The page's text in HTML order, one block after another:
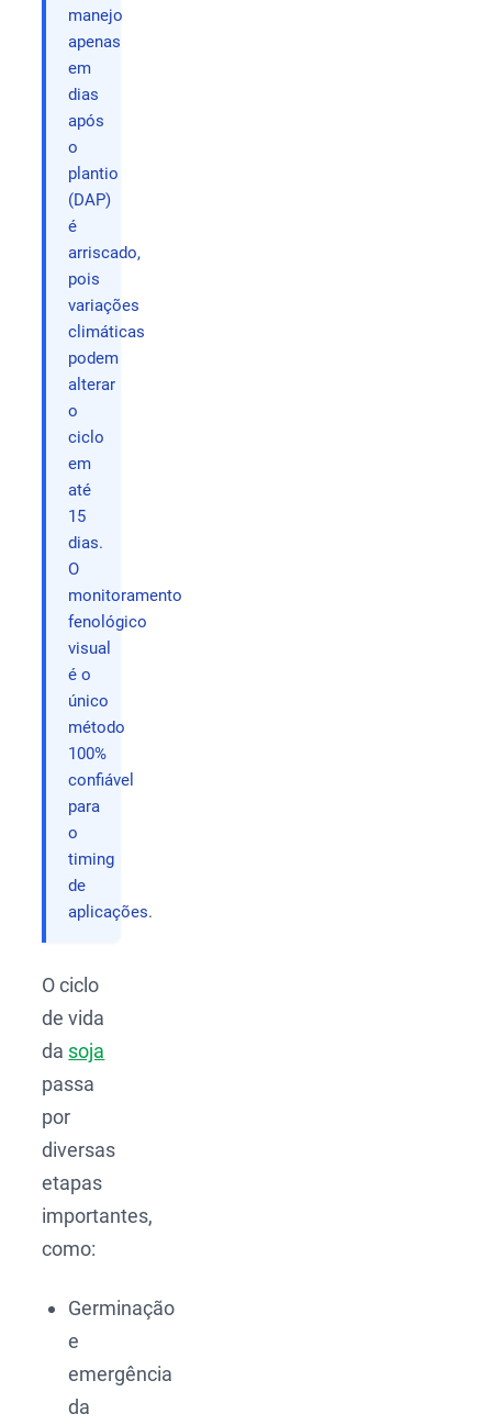
manejo
apenas
em
dias
após
o
plantio
(DAP)
é
arriscado,
pois
variações
climáticas
podem
alterar
o
ciclo
em
até
15
dias.
O
monitoramento
fenológico
visual
é o
único
método
100%
confiável
para
o
timing
de
aplicações.
O ciclo
de vida
da soja
passa
por
diversas
etapas
importantes,
como:
Germinação
e
emergência
da